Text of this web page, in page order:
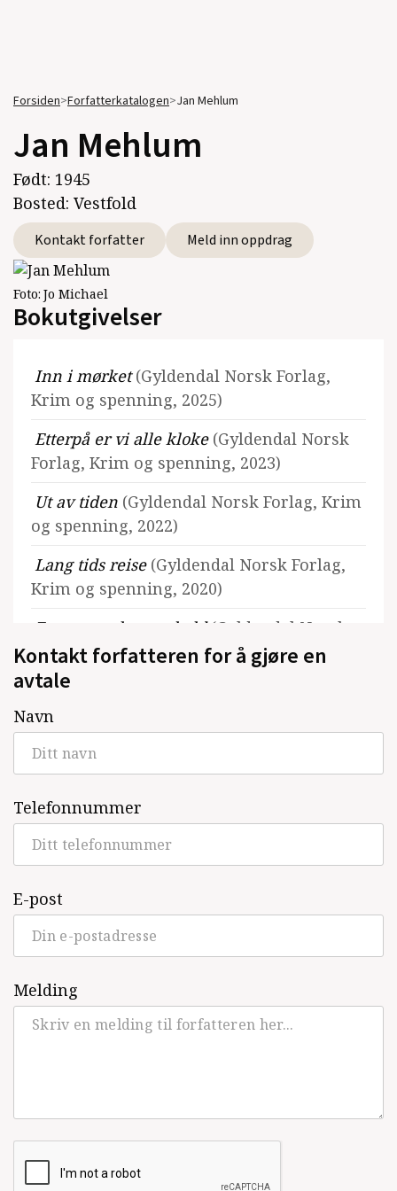
Forsiden>Forfatterkatalogen>Jan Mehlum
Jan Mehlum
Født: 1945
Bosted: Vestfold
Kontakt forfatter Meld inn oppdrag
Foto: Jo Michael
Bokutgivelser
Inn i mørket(Gyldendal Norsk Forlag,
Krim og spenning, 2025)
Etterpå er vi alle kloke (Gyldendal Norsk
Forlag, Krim og spenning, 2023)
Ut av tiden (Gyldendal Norsk Forlag, Krim
og spenning, 2022)
Lang tids reise (Gyldendal Norsk Forlag,
Krim og spenning, 2020)
Fornemmelse av skyld (Gyldendal Norsk
Forlag, Krim og spenning, 2019)
Hvit engel, svart natt
Forlag, Krim og spenning, 2018)
Straffen
2017)
To komma åtte sekunder
Et hardt slag(Gyldendal Norsk Forlag,
Krim og spenning, 2015)
Ren samvittighet
spenning, 2014)
Bake kake søte
Kontakt forfatteren for å gjøre en
avtale
Navn
Telefonnummer
E-post
Melding